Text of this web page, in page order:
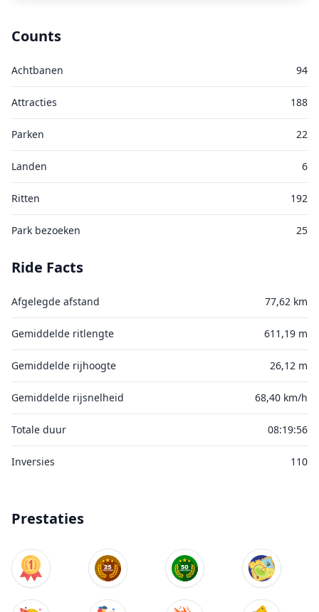
Counts
Achtbanen 94
Attracties 188
Parken 22
Landen 6
Ritten 192
Park bezoeken 25
Ride Facts
Afgelegde afstand 77,62 km
Gemiddelde ritlengte 611,19 m
Gemiddelde rijhoogte 26,12 m
Gemiddelde rijsnelheid 68,40 km/h
Totale duur 08:19:56
Inversies 110
Prestaties